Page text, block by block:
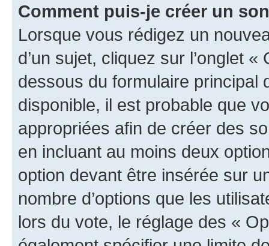
Comment puis-je créer un
Lorsque vous rédigez un
d’un sujet, cliquez sur l’onglet
dessous du formulaire principal
disponible, il est probable que
appropriées afin de créer des
en incluant au moins deux
option devant être insérée sur
nombre d’options que les
lors du vote, le réglage des «